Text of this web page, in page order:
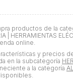
productos de la
| HERRAMIENTAS
online.
y precios
en la subcategoría
a la categoría